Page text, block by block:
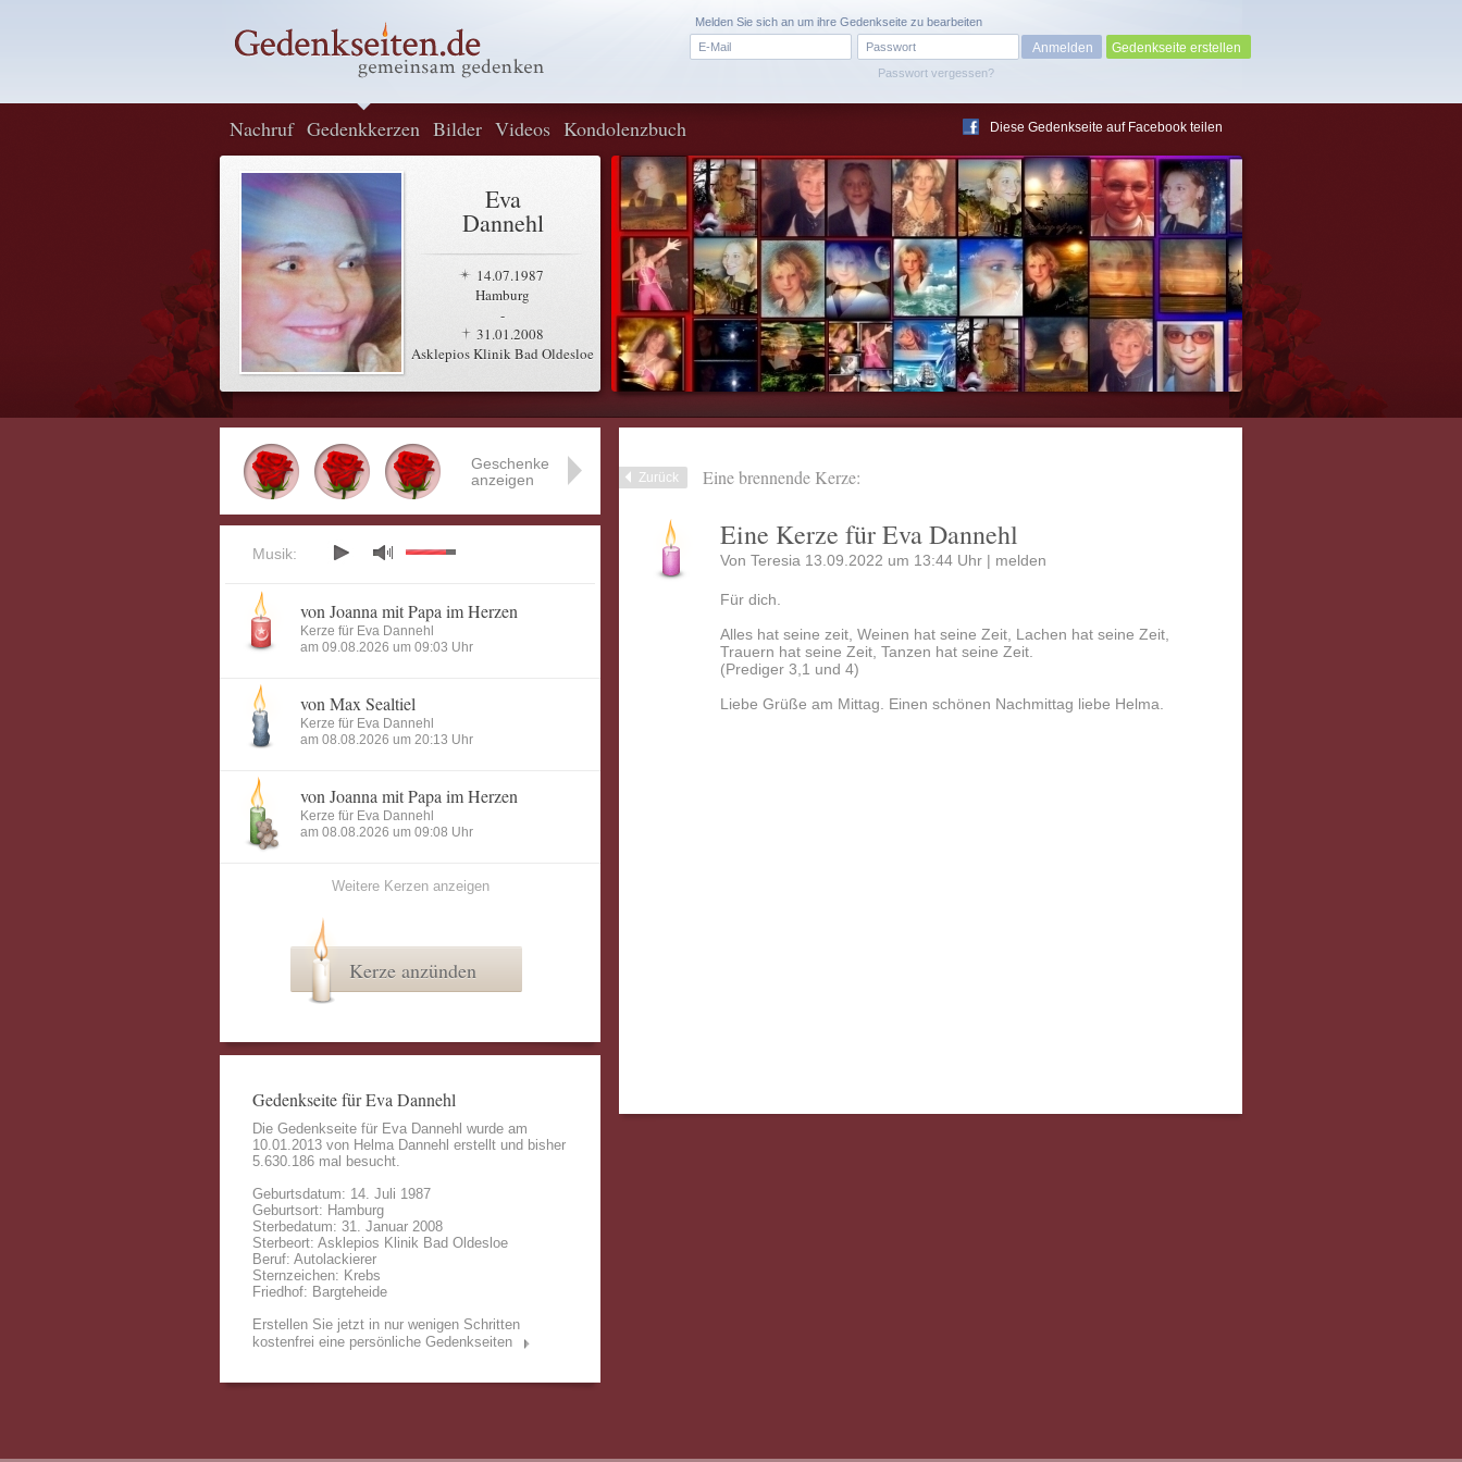
Passwort vergessen?
Melden Sie sich an um ihre Gedenkseite zu bearbeiten
Gedenkseite erstellen
Nachruf Gedenkkerzen Bilder Videos Kondolenzbuch Diese Gedenkseite auf Facebook teilen
Eva
Dannehl
14.07.1987
Hamburg
-
31.01.2008
Asklepios Klinik Bad Oldesloe
Zurück Eine brennende Kerze:
Eine Kerze für Eva Dannehl
Von Teresia 13.09.2022 um 13:44 Uhr | melden
Für dich.
Alles hat seine zeit, Weinen hat seine Zeit, Lachen hat seine Zeit,
Trauern hat seine Zeit, Tanzen hat seine Zeit.
(Prediger 3,1 und 4)
Liebe Grüße am Mittag. Einen schönen Nachmittag liebe Helma.
Geschenke
anzeigen
Musik:
von Joanna mit Papa im Herzen
Kerze für Eva Dannehl
am 09.08.2026 um 09:03 Uhr
von Max Sealtiel
Kerze für Eva Dannehl
am 08.08.2026 um 20:13 Uhr
von Joanna mit Papa im Herzen
Kerze für Eva Dannehl
am 08.08.2026 um 09:08 Uhr
Weitere Kerzen anzeigen
Kerze anzünden
Gedenkseite für Eva Dannehl
Die Gedenkseite für Eva Dannehl wurde am
10.01.2013 von Helma Dannehl erstellt und bisher
5.630.186 mal besucht.
Geburtsdatum: 14. Juli 1987
Geburtsort: Hamburg
Sterbedatum: 31. Januar 2008
Sterbeort: Asklepios Klinik Bad Oldesloe
Beruf: Autolackierer
Sternzeichen: Krebs
Friedhof: Bargteheide
Erstellen Sie jetzt in nur wenigen Schritten
kostenfrei eine persönliche Gedenkseiten